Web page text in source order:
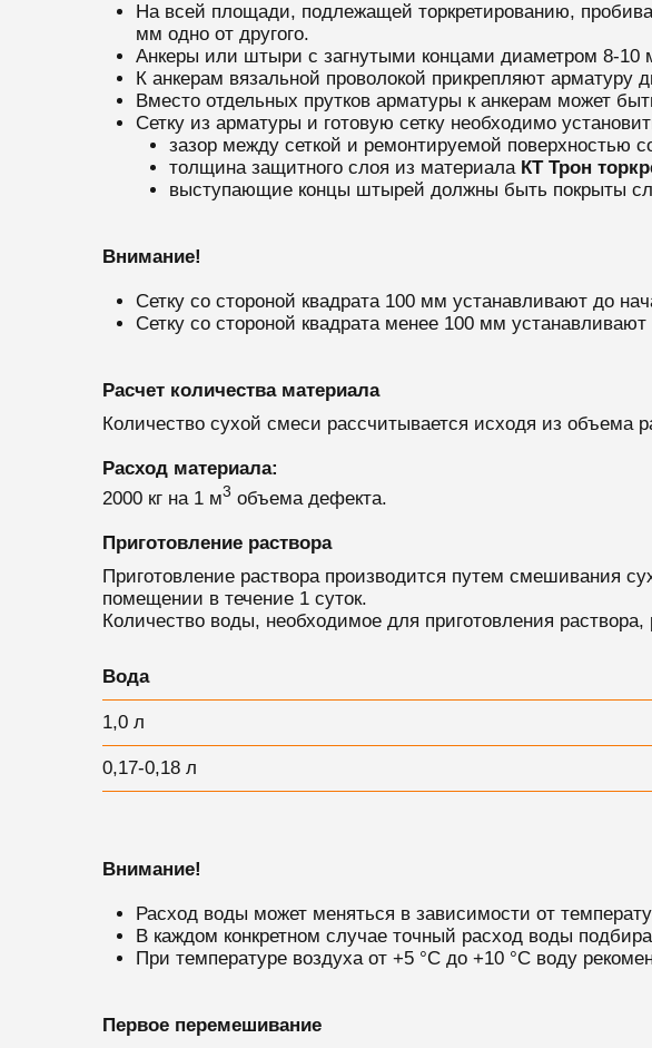
На всей площади, подлежащей торкретированию,
мм одно от другого.
Анкеры или штыри с загнутыми концами диаметром 8-
К анкерам вязальной проволокой прикрепляют арматуру
Вместо отдельных прутков арматуры к анкерам может
Сетку из арматуры и готовую сетку необходимо
зазор между сеткой и ремонтируемой поверхностью
толщина защитного слоя из материала КТ Трон
выступающие концы штырей должны быть покрыты
Внимание!
Сетку со стороной квадрата 100 мм устанавливают до
Сетку со стороной квадрата менее 100 мм устанавливают
Расчет количества материала
Количество сухой смеси рассчитывается исходя из объема
Расход материала:
2000 кг на 1 м3 объема дефекта.
Приготовление раствора
Приготовление раствора производится путем смешивания
помещении в течение 1 суток.
Количество воды, необходимое для приготовления
Вода
1,0 л
0,17-0,18 л
Внимание!
Расход воды может меняться в зависимости от
В каждом конкретном случае точный расход воды
При температуре воздуха от +5 °С до +10 °С воду
Первое перемешивание